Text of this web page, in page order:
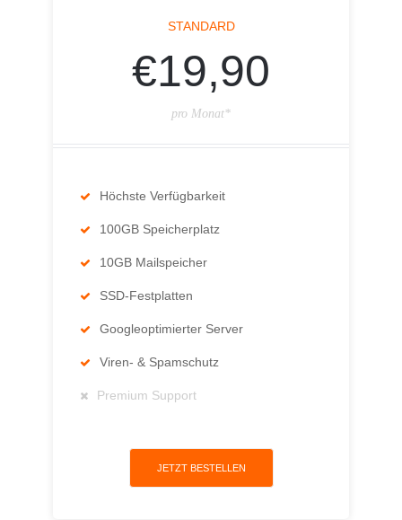
STANDARD
€19,90
pro Monat*
Höchste Verfügbarkeit
100GB Speicherplatz
10GB Mailspeicher
SSD-Festplatten
Googleoptimierter Server
Viren- & Spamschutz
Premium Support
JETZT BESTELLEN